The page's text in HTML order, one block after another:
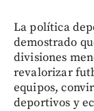
La política
demostrado
divisiones
revalorizar
equipos,
deportivos y